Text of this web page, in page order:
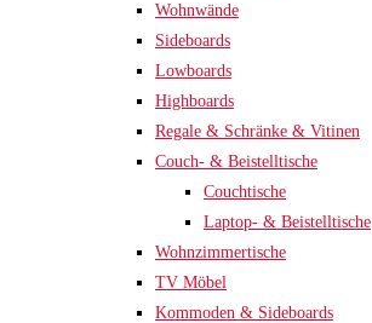
Wohnwände
Sideboards
Lowboards
Highboards
Regale & Schränke & Vitinen
Couch- & Beistelltische
Couchtische
Laptop- & Beistelltische
Wohnzimmertische
TV Möbel
Kommoden & Sideboards